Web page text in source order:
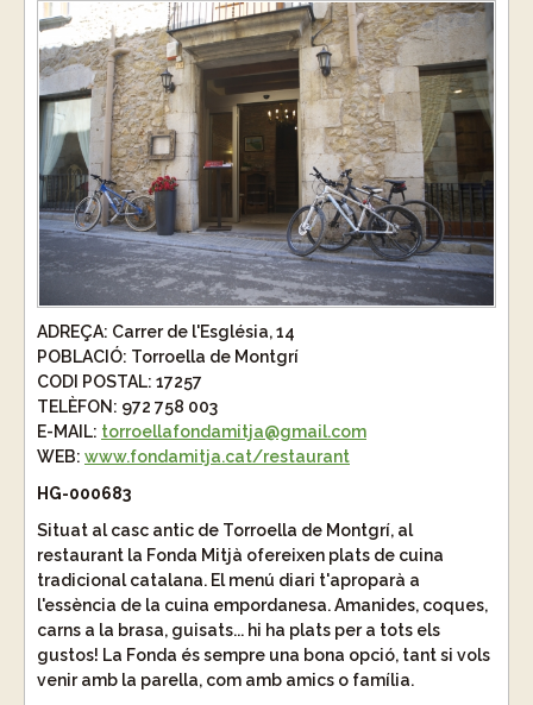
ADREÇA: Carrer de l'Església, 14
POBLACIÓ: Torroella de Montgrí
CODI POSTAL: 17257
TELÈFON: 972 758 003
E-MAIL: torroellafondamitja@gmail.com
WEB: www.fondamitja.cat/restaurant
HG-000683
Situat al casc antic de Torroella de Montgrí, al
restaurant la Fonda Mitjà ofereixen plats de cuina
tradicional catalana. El menú diari t'aproparà a
l'essència de la cuina empordanesa. Amanides, coques,
carns a la brasa, guisats... hi ha plats per a tots els
gustos! La Fonda és sempre una bona opció, tant si vols
venir amb la parella, com amb amics o família.